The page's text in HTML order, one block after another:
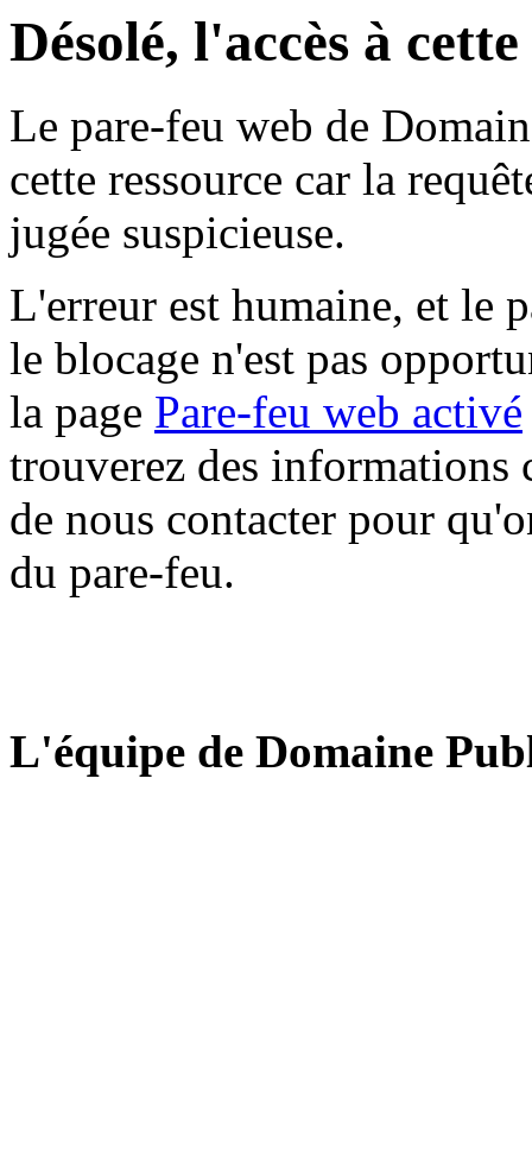
Désolé, l'accès à
Le pare-feu web de
cette ressource car la
jugée suspicieuse.
L'erreur est humaine, et le
le blocage n'est pas
la page Pare-feu web activé
trouverez des informations
de nous contacter pour
du pare-feu.
L'équipe de Domaine